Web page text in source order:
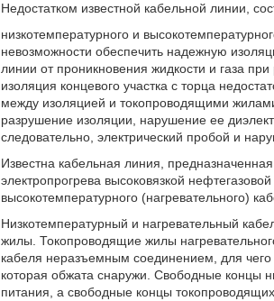
Недостатком известной кабельной линии,
низкотемпературного и
невозможности обеспечить надежную
линии от проникновения жидкости и газа
изоляция концевого участка с торца
между изоляцией и токопроводящими
разрушение изоляции, нарушение ее
следовательно, электрический пробой и
Известна кабельная линия,
электропрогрева высоковязкой
высокотемпературного (нагревательного)
Низкотемпературный и нагревательный
жилы. Токопроводящие жилы
кабеля неразъемным соединением, для чего
которая обжата снаружи. Свободные концы
питания, а свободные концы